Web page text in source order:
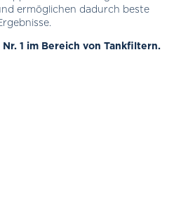
ermöglichen dadurch beste
1 im Bereich von Tankfiltern.